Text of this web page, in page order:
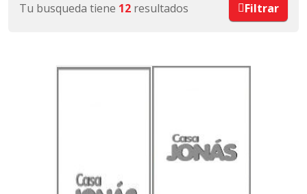
Tu busqueda tiene 12 resultados Filtrar